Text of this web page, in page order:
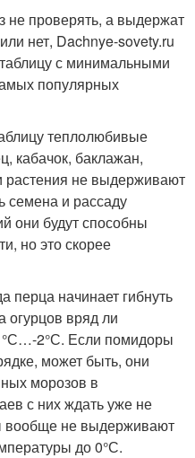
не проверять, а выдержат
нет, Dachnye-sovety.ru
с минимальными
популярных
теплолюбивые
кабачок, баклажан,
растения не выдерживают
семена и рассаду
они будут способны
но это скорее
перца начинает гибнуть
огурцов вряд ли
2°С. Если помидоры
может быть, они
морозов в
с них ждать уже не
вообще не выдерживают
до 0°С.